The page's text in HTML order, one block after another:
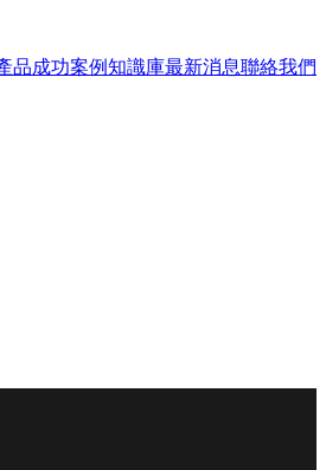
品成功案例知識庫最新消息聯絡我們